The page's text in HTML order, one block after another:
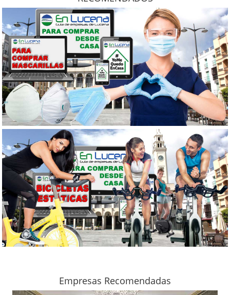
Empresas Recomendadas